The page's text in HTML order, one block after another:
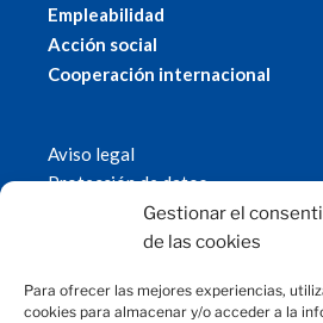
Gestionar el
de las cookies
Para ofrecer las mejores experiencias,
cookies para almacenar y/o acceder a la
Empleabilidad
Acción social
Cooperación internacional
Aviso legal
Protección de datos
Política de cookies
© 2019 Fundación Magtel.